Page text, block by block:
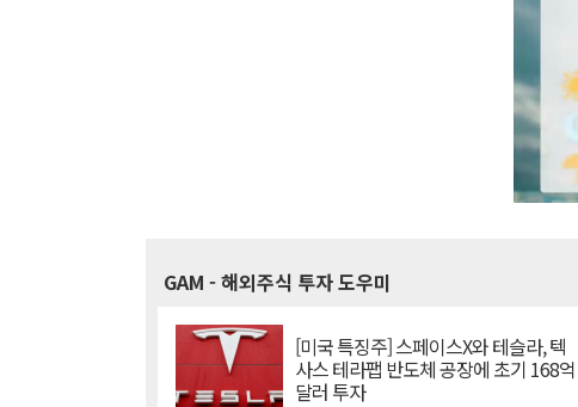
GAM - 해외주식 투자 도우미
[미국 특징주] 스페이스X와 테슬라, 텍
사스 테라팹 반도체 공장에 초기 168억
달러 투자